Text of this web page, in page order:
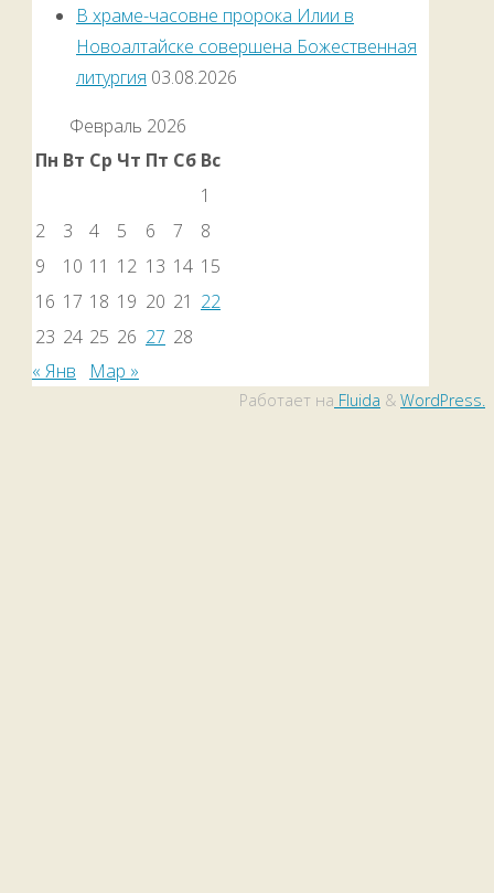
В храме-часовне пророка Илии в
Новоалтайске совершена Божественная
литургия 03.08.2026
Февраль 2026
Пн Вт Ср Чт Пт Сб Вс
1
2
3 4 5 6 7
8
9
10 11 12 13 14 15
16 17 18 19 20 21 22
23 24 25 26 27 28
« Янв
Мар »
Работает на Fluida & WordPress.